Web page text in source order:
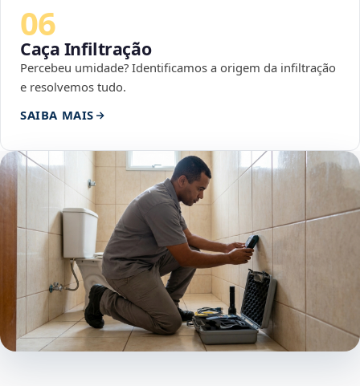
06
Caça Infiltração
Percebeu umidade? Identificamos a origem da infiltração
e resolvemos tudo.
SAIBA MAIS